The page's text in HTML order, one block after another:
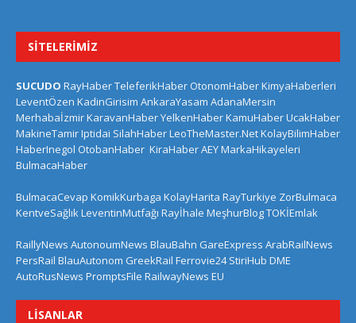
SITELERIMIZ
SUCUDO RayHaberTeleferikHaber OtonomHaberKimyaHaberleri
LeventÖzen KadinGirisim AnkaraYasam AdanaMersin
MerhabaİzmirKaravanHaberYelkenHaberKamuHaberUcakHaber
MakineTamirIptidai SilahHaberLeoTheMaster.NetKolayBilimHaber
HaberInegol OtobanHaber KiraHaberAEYMarkaHikayeleri
BulmacaHaber
BulmacaCevap KomikKurbaga KolayHarita RayTurkiye ZorBulmaca
KentveSağlıkLeventinMutfağı Rayİhale MeşhurBlogTOKİEmlak
RaillyNews AutonoumNews BlauBahn GareExpress ArabRailNews
PersRail BlauAutonom GreekRail Ferrovie24 StiriHub DME
AutoRusNews PromptsFile RailwayNews EU
LISANLAR